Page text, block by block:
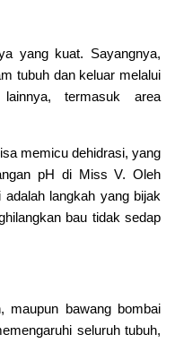
yang kuat. Sayangnya,
tubuh dan keluar melalui
termasuk area
memicu dehidrasi, yang
pH di Miss V. Oleh
langkah yang bijak
bau tidak sedap
maupun bawang bombai
seluruh tubuh,